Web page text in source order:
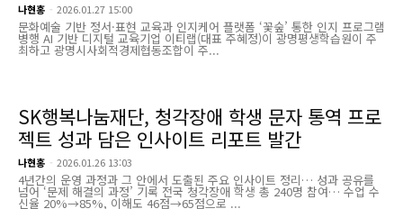
나현홍 - 2026.01.27 15:00
문화예술 기반 정서·표현 교육과 인지케어 플랫폼 ‘꽃숲’ 통한 인지 프로그램
병행 AI 기반 디지털 교육기업 이티랩(대표 주혜정)이 광명평생학습원이 주
최하고 광명시사회적경제협동조합이 주...
SK행복나눔재단, 청각장애 학생 문자 통역 프로
젝트 성과 담은 인사이트 리포트 발간
나현홍 - 2026.01.26 13:03
4년간의 운영 과정과 그 안에서 도출된 주요 인사이트 정리… 성과 공유를
넘어 ‘문제 해결의 과정’ 기록 전국 청각장애 학생 총 240명 참여… 수업 수
신율 20%→85%, 이해도 46점→65점으로 ...